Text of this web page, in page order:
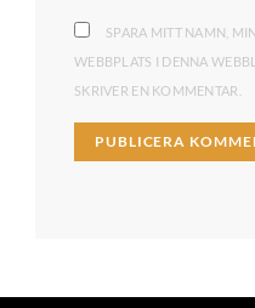
SPARA MITT NAMN,
WEBBPLATS I DENNA
SKRIVER EN KOMMENTAR.